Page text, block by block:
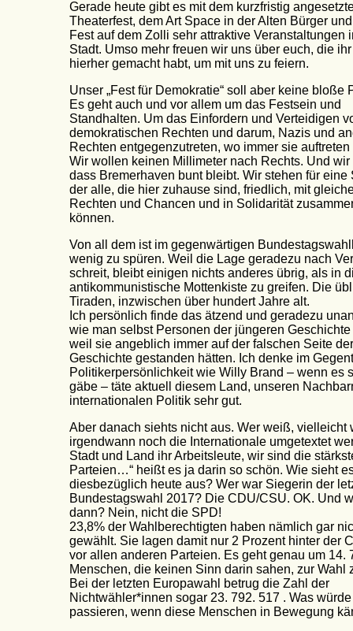
Gerade heute gibt es mit dem kurzfristig
Theaterfest, dem Art Space in der Alten Bürger
Fest auf dem Zolli sehr attraktive Veranstaltungen
Stadt. Umso mehr freuen wir uns über euch, die
hierher gemacht habt, um mit uns zu feiern.
Unser „Fest für Demokratie“ soll aber keine bloße
Es geht auch und vor allem um das Festsein und
Standhalten. Um das Einfordern und Verteidigen
demokratischen Rechten und darum, Nazis und
Rechten entgegenzutreten, wo immer sie
Wir wollen keinen Millimeter nach Rechts. Und
dass Bremerhaven bunt bleibt. Wir stehen für eine
der alle, die hier zuhause sind, friedlich, mit
Rechten und Chancen und in Solidarität
können.
Von all dem ist im gegenwärtigen
wenig zu spüren. Weil die Lage geradezu nach
schreit, bleibt einigen nichts anderes übrig, als in
antikommunistische Mottenkiste zu greifen. Die
Tiraden, inzwischen über hundert Jahre alt.
Ich persönlich finde das ätzend und geradezu
wie man selbst Personen der jüngeren
weil sie angeblich immer auf der falschen Seite der
Geschichte gestanden hätten. Ich denke im
Politikerpersönlichkeit wie Willy Brand – wenn es
gäbe – täte aktuell diesem Land, unseren
internationalen Politik sehr gut.
Aber danach siehts nicht aus. Wer weiß, vielleicht
irgendwann noch die Internationale umgetextet
Stadt und Land ihr Arbeitsleute, wir sind die
Parteien…“ heißt es ja darin so schön. Wie sieht
diesbezüglich heute aus? Wer war Siegerin der
Bundestagswahl 2017? Die CDU/CSU. OK. Und
dann? Nein, nicht die SPD!
23,8% der Wahlberechtigten haben nämlich gar
gewählt. Sie lagen damit nur 2 Prozent hinter der
vor allen anderen Parteien. Es geht genau um 14.
Menschen, die keinen Sinn darin sahen, zur Wahl
Bei der letzten Europawahl betrug die Zahl der
Nichtwähler*innen sogar 23. 792. 517 . Was würde
passieren, wenn diese Menschen in Bewegung